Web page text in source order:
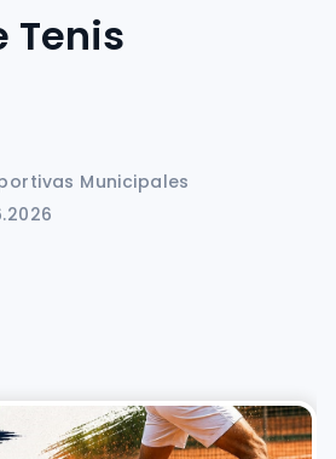
Tenis
Municipales